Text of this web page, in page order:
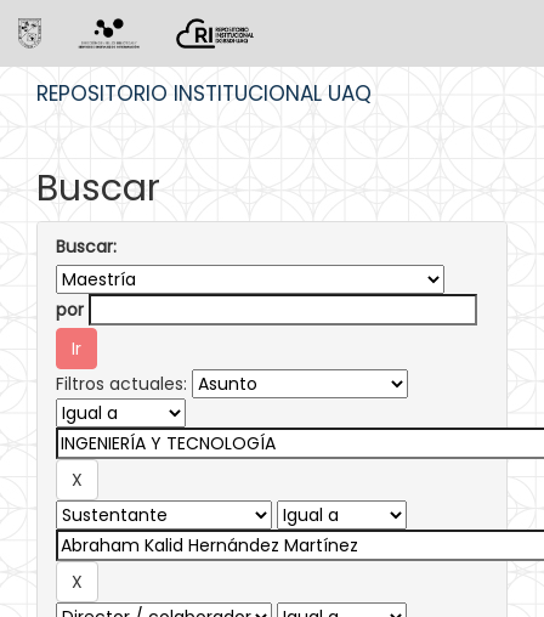
REPOSITORIO INSTITUCIONAL UAQ
Buscar
Buscar:
por
Filtros actuales: